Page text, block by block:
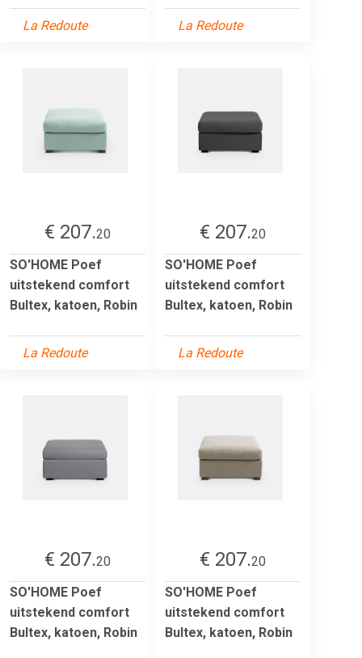
La Redoute La Redoute
€ 207.20
SO'HOME Poef
uitstekend comfort
Bultex, katoen, Robin
La Redoute
€ 207.20
SO'HOME Poef
uitstekend comfort
Bultex, katoen, Robin
La Redoute
€ 207.20
SO'HOME Poef
uitstekend comfort
Bultex, katoen, Robin
€ 207.20
SO'HOME Poef
uitstekend comfort
Bultex, katoen, Robin